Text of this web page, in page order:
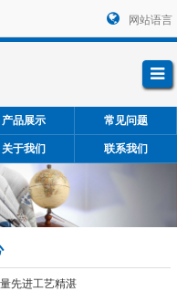
网站语言
产品展示 常见问题
关于我们 联系我们
先进工艺精湛